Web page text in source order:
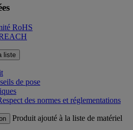
RoHS
liste
de pose
des normes et réglementations
Produit ajouté à la liste de matériel